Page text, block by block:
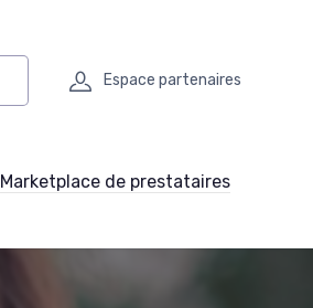
Espace partenaires
Marketplace de prestataires